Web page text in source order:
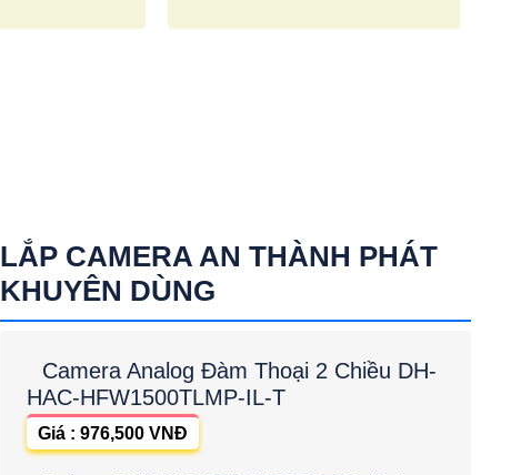
LẮP CAMERA AN THÀNH PHÁT
KHUYÊN DÙNG
Camera Analog Đàm Thoại 2 Chiều DH-
HAC-HFW1500TLMP-IL-T
Giá : 976,500 VNĐ